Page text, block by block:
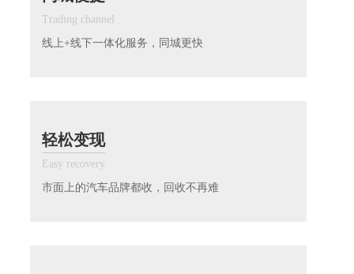
Trading channel
线上+线下一体化服务，同城更快
轻松变现
Easy recovery
市面上的汽车品牌都收，回收不再难